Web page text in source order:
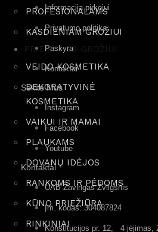
PROFESIONALAMS
KASDIENIAM GROŽIUI
PRIEMONĖS GROŽIUI
VEIDO KOSMETIKA
DEKORATYVINĖ
KOSMETIKA
VAIKUI IR MAMAI
PLAUKAMS
DOVANŲ IDĖJOS
RANKOMS IR PĖDOMS
KŪNO PRIEŽIŪRA
RINKINIAI
Informacija pirkėjui
Privatumo politika
Paskyra
Kontaktai
Sekite Mus
Instagram
Facebook
Youtube
Kontaktai
UAB Žavingas Žvilgsnis
Įm. kodas: 304087824
Konstitucijos pr. 12, 4 įėjimas,